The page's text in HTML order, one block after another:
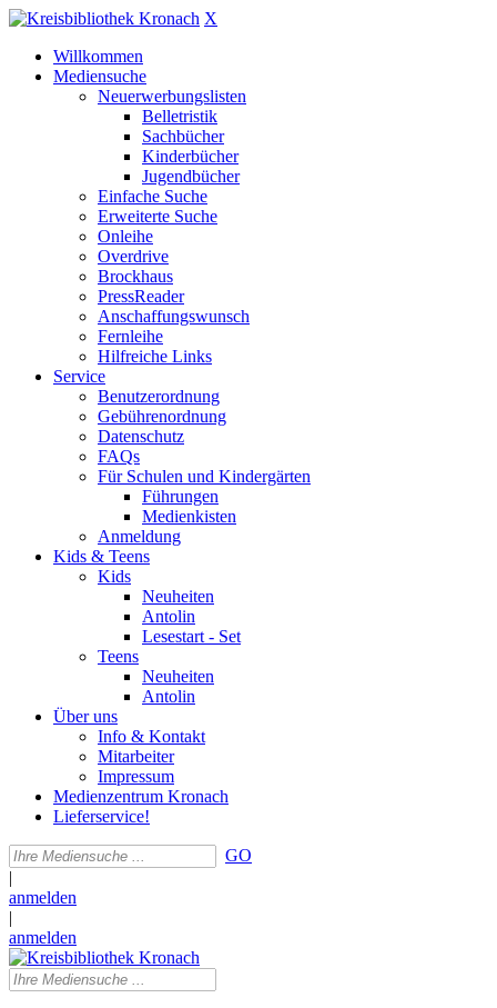
X
Willkommen
Mediensuche
Neuerwerbungslisten
Belletristik
Sachbücher
Kinderbücher
Jugendbücher
Einfache Suche
Erweiterte Suche
Onleihe
Overdrive
Brockhaus
PressReader
Anschaffungswunsch
Fernleihe
Hilfreiche Links
Service
Benutzerordnung
Gebührenordnung
Datenschutz
FAQs
Für Schulen und Kindergärten
Führungen
Medienkisten
Anmeldung
Kids & Teens
Kids
Neuheiten
Antolin
Lesestart - Set
Teens
Neuheiten
Antolin
Über uns
Info & Kontakt
Mitarbeiter
Impressum
Medienzentrum Kronach
Lieferservice!
GO
|
anmelden
|
anmelden